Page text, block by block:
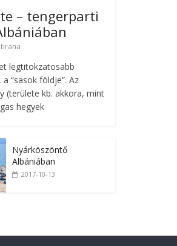
– tengerparti
tirana
legtitokzatosabb
“sasok földje”. Az
(területe kb. akkora, mint
hegyek
Nyárköszöntő
Albániában
2017-10-13